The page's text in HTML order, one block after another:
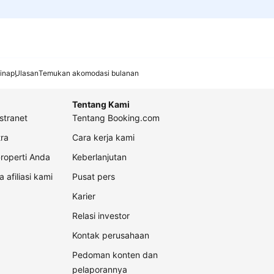
UlasanTemukan akomodasi bulanan
Anda
afiliasi kami
Tentang Kami
Tentang Booking.com
Cara kerja kami
Keberlanjutan
Pusat pers
Karier
Relasi investor
Kontak perusahaan
Pedoman konten dan
pelaporannya